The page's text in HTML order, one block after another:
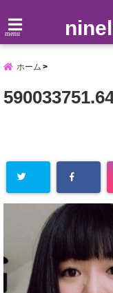
menu
ホーム